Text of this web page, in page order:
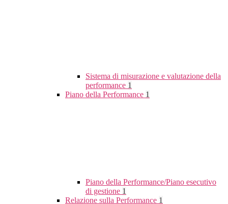
Sistema di misurazione e valutazione della
performance 1
Piano della Performance 1
Piano della Performance/Piano esecutivo
di gestione 1
Relazione sulla Performance 1